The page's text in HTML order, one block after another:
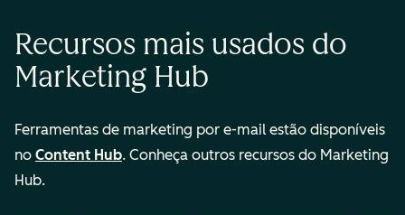
Recursos mais usados do
Marketing Hub
Ferramentas de marketing por e-mail estão disponíveis
no Content Hub. Conheça outros recursos do Marketing
Hub.